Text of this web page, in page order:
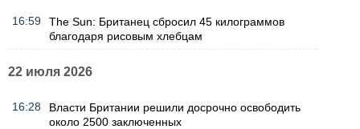
16:59
The Sun: Британец сбросил 45 килограммов
благодаря рисовым хлебцам
22 июля 2026
16:28
Власти Британии решили досрочно освободить
около 2500 заключенных